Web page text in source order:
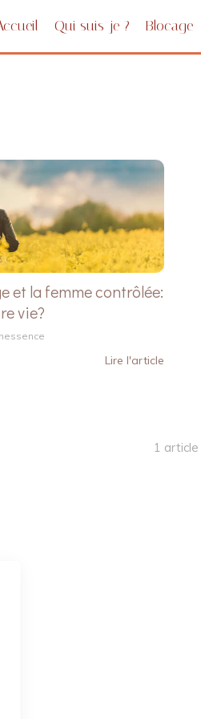
Qui suis-je ? Blocage
et la femme contrôlée:
vie?
Lire l'article
1 article